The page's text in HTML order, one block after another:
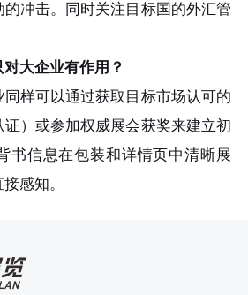
冲击。同时关注目标国的外汇管
大企业有作用？
样可以通过获取目标市场认可的
）或参加权威展会获奖来建立初
书信息在包装和详情页中清晰展
感知。